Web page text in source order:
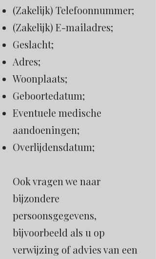
(Zakelijk) Telefoonnummer;
(Zakelijk) E-mailadres;
Geslacht;
Adres;
Woonplaats;
Geboortedatum;
Eventuele medische
aandoeningen;
Overlijdensdatum;
Ook vragen we naar
bijzondere
persoonsgegevens,
bijvoorbeeld als u op
verwijzing of advies van een